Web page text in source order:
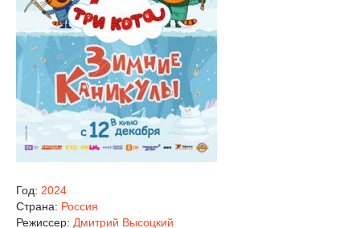
Год: 2024
Страна: Россия
Режиссер: Дмитрий Высоцкий